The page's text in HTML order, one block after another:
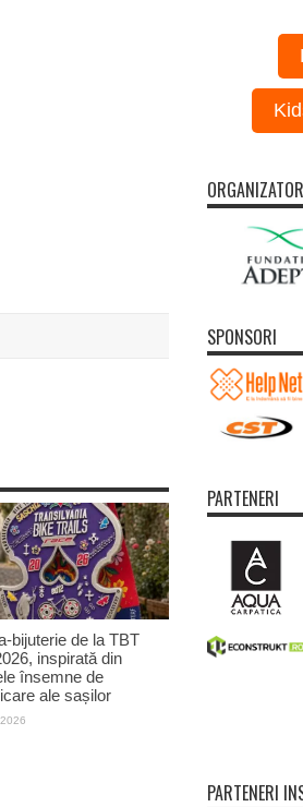
bijuterie de la TBT
inspirată din
însemne de
ale sașilor
ORGANIZATOR
SPONSORI
PARTENERI
PARTENERI